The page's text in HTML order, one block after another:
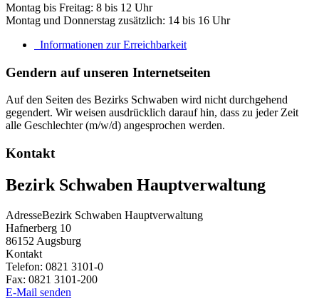
Montag bis Freitag: 8 bis 12 Uhr
Montag und Donnerstag zusätzlich: 14 bis 16 Uhr
Informationen zur Erreichbarkeit
Gendern auf unseren Internetseiten
Auf den Seiten des Bezirks Schwaben wird nicht durchgehend
gegendert. Wir weisen ausdrücklich darauf hin, dass zu jeder Zeit
alle Geschlechter (m/w/d) angesprochen werden.
Kontakt
Bezirk Schwaben Hauptverwaltung
AdresseBezirk Schwaben Hauptverwaltung
Hafnerberg 10
86152 Augsburg
Kontakt
Telefon: 0821 3101-0
Fax: 0821 3101-200
E-Mail senden